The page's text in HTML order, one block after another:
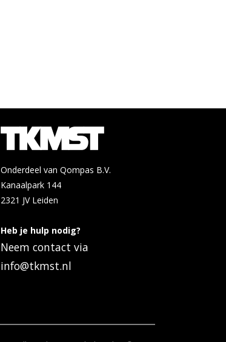
Onderdeel van Qompas B.V.
Kanaalpark 144
2321 JV Leiden
Heb je hulp nodig?
Neem contact via
info@tkmst.nl